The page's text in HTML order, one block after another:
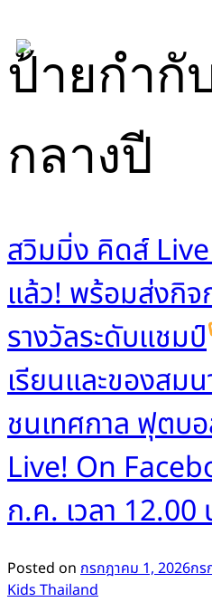
Skip
to
content
ป้ายกำกั
กลางปี
สวิมมิ่ง คิดส์
แล้ว! พร้อมส่งกิจ
รางวัลระดับแชมป์
เรียนและของสม
ชนเทศกาล ฟุตบ
Live! On
ก.ค. เวลา 12.00
Posted on กรกฎาคม 1, 2026กร
Kids Thailand